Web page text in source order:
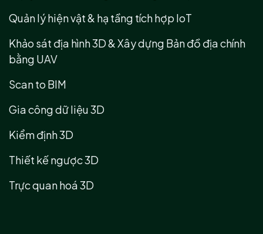
Quản lý hiện vật & hạ tầng tích hợp IoT
Khảo sát địa hình 3D & Xây dựng Bản đồ địa chính
bằng UAV
Scan to BIM
Gia công dữ liệu 3D
Kiểm định 3D
Thiết kế ngược 3D
Trực quan hoá 3D